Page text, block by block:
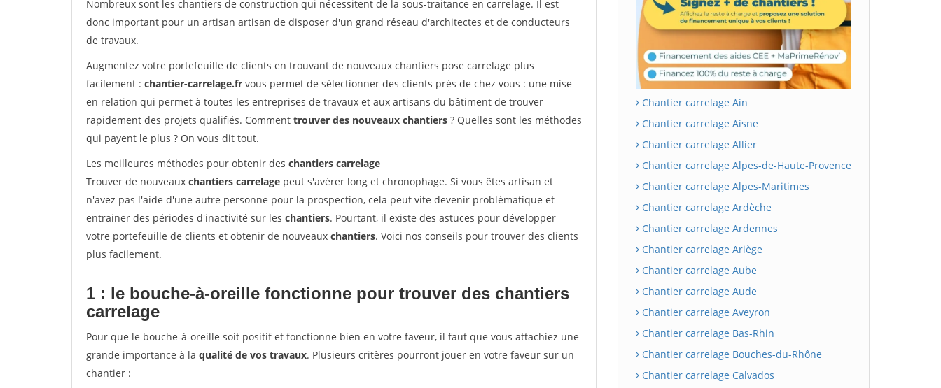
Nombreux sont les chantiers de construction qui nécessitent de la sous-traitance en carrelage. Il est
donc important pour un artisan artisan de disposer d'un grand réseau d'architectes et de conducteurs
de travaux.
Augmentez votre portefeuille de clients en trouvant de nouveaux chantiers pose carrelage plus
facilement : chantier-carrelage.fr vous permet de sélectionner des clients près de chez vous : une mise
en relation qui permet à toutes les entreprises de travaux et aux artisans du bâtiment de trouver
rapidement des projets qualifiés. Comment trouver des nouveaux chantiers ? Quelles sont les méthodes
qui payent le plus ? On vous dit tout.
Les meilleures méthodes pour obtenir des chantiers carrelage
Trouver de nouveaux chantiers carrelage peut s'avérer long et chronophage. Si vous êtes artisan et
n'avez pas l'aide d'une autre personne pour la prospection, cela peut vite devenir problématique et
entrainer des périodes d'inactivité sur les chantiers. Pourtant, il existe des astuces pour développer
votre portefeuille de clients et obtenir de nouveaux chantiers. Voici nos conseils pour trouver des clients
plus facilement.
1 : le bouche-à-oreille fonctionne pour trouver des chantiers
carrelage
Pour que le bouche-à-oreille soit positif et fonctionne bien en votre faveur, il faut que vous attachiez une
grande importance à la qualité de vos travaux. Plusieurs critères pourront jouer en votre faveur sur un
chantier :
Chantier carrelage Ain
Chantier carrelage Aisne
Chantier carrelage Allier
Chantier carrelage Alpes-de-Haute-Provence
Chantier carrelage Alpes-Maritimes
Chantier carrelage Ardèche
Chantier carrelage Ardennes
Chantier carrelage Ariège
Chantier carrelage Aube
Chantier carrelage Aude
Chantier carrelage Aveyron
Chantier carrelage Bas-Rhin
Chantier carrelage Bouches-du-Rhône
Chantier carrelage Calvados